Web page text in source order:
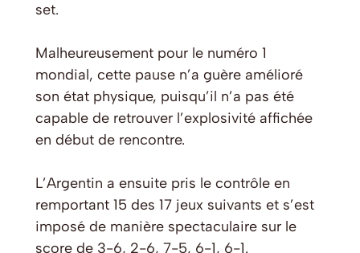
set.
Malheureusement pour le numéro 1
mondial, cette pause n’a guère amélioré
son état physique, puisqu’il n’a pas été
capable de retrouver l’explosivité affichée
en début de rencontre.
L’Argentin a ensuite pris le contrôle en
remportant 15 des 17 jeux suivants et s’est
imposé de manière spectaculaire sur le
score de 3-6, 2-6, 7-5, 6-1, 6-1.